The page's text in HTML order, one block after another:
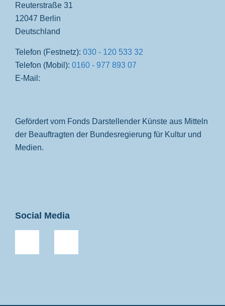
Reuterstraße 31
12047 Berlin
Deutschland
Telefon (Festnetz): 030 - 120 533 32
Telefon (Mobil): 0160 - 977 893 07
E-Mail:
Gefördert vom Fonds Darstellender Künste aus Mitteln
der Beauftragten der Bundesregierung für Kultur und
Medien.
Social Media